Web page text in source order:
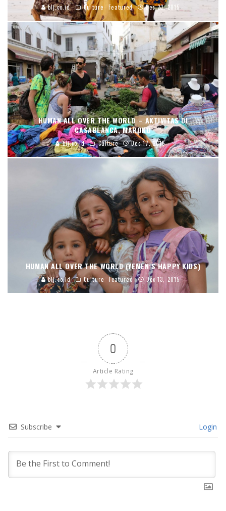
blj.co.id Culture Featured Dec 23, 2015
HUMAN ALL OVER THE WORLD – AKTIVITAS DI
CASABLANCA, MAROKO
blj.co.id Culture Dec 17, 2015
HUMAN ALL OVER THE WORLD (YEMEN’S HAPPY KIDS)
blj.co.id Culture Featured Dec 13, 2015
0
Article Rating
Subscribe Login